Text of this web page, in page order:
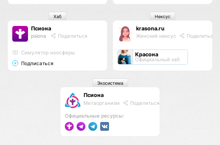
Псиона
psiona Поделиться
Cимулятор ноосферы
Подписаться
Хаб
krasona.ru
Женский нексус Поделиться
Красона
Официальный хаб
Нексус
Псиона
Метаорганизм Поделиться
Официальные ресурсы:
Экосистема